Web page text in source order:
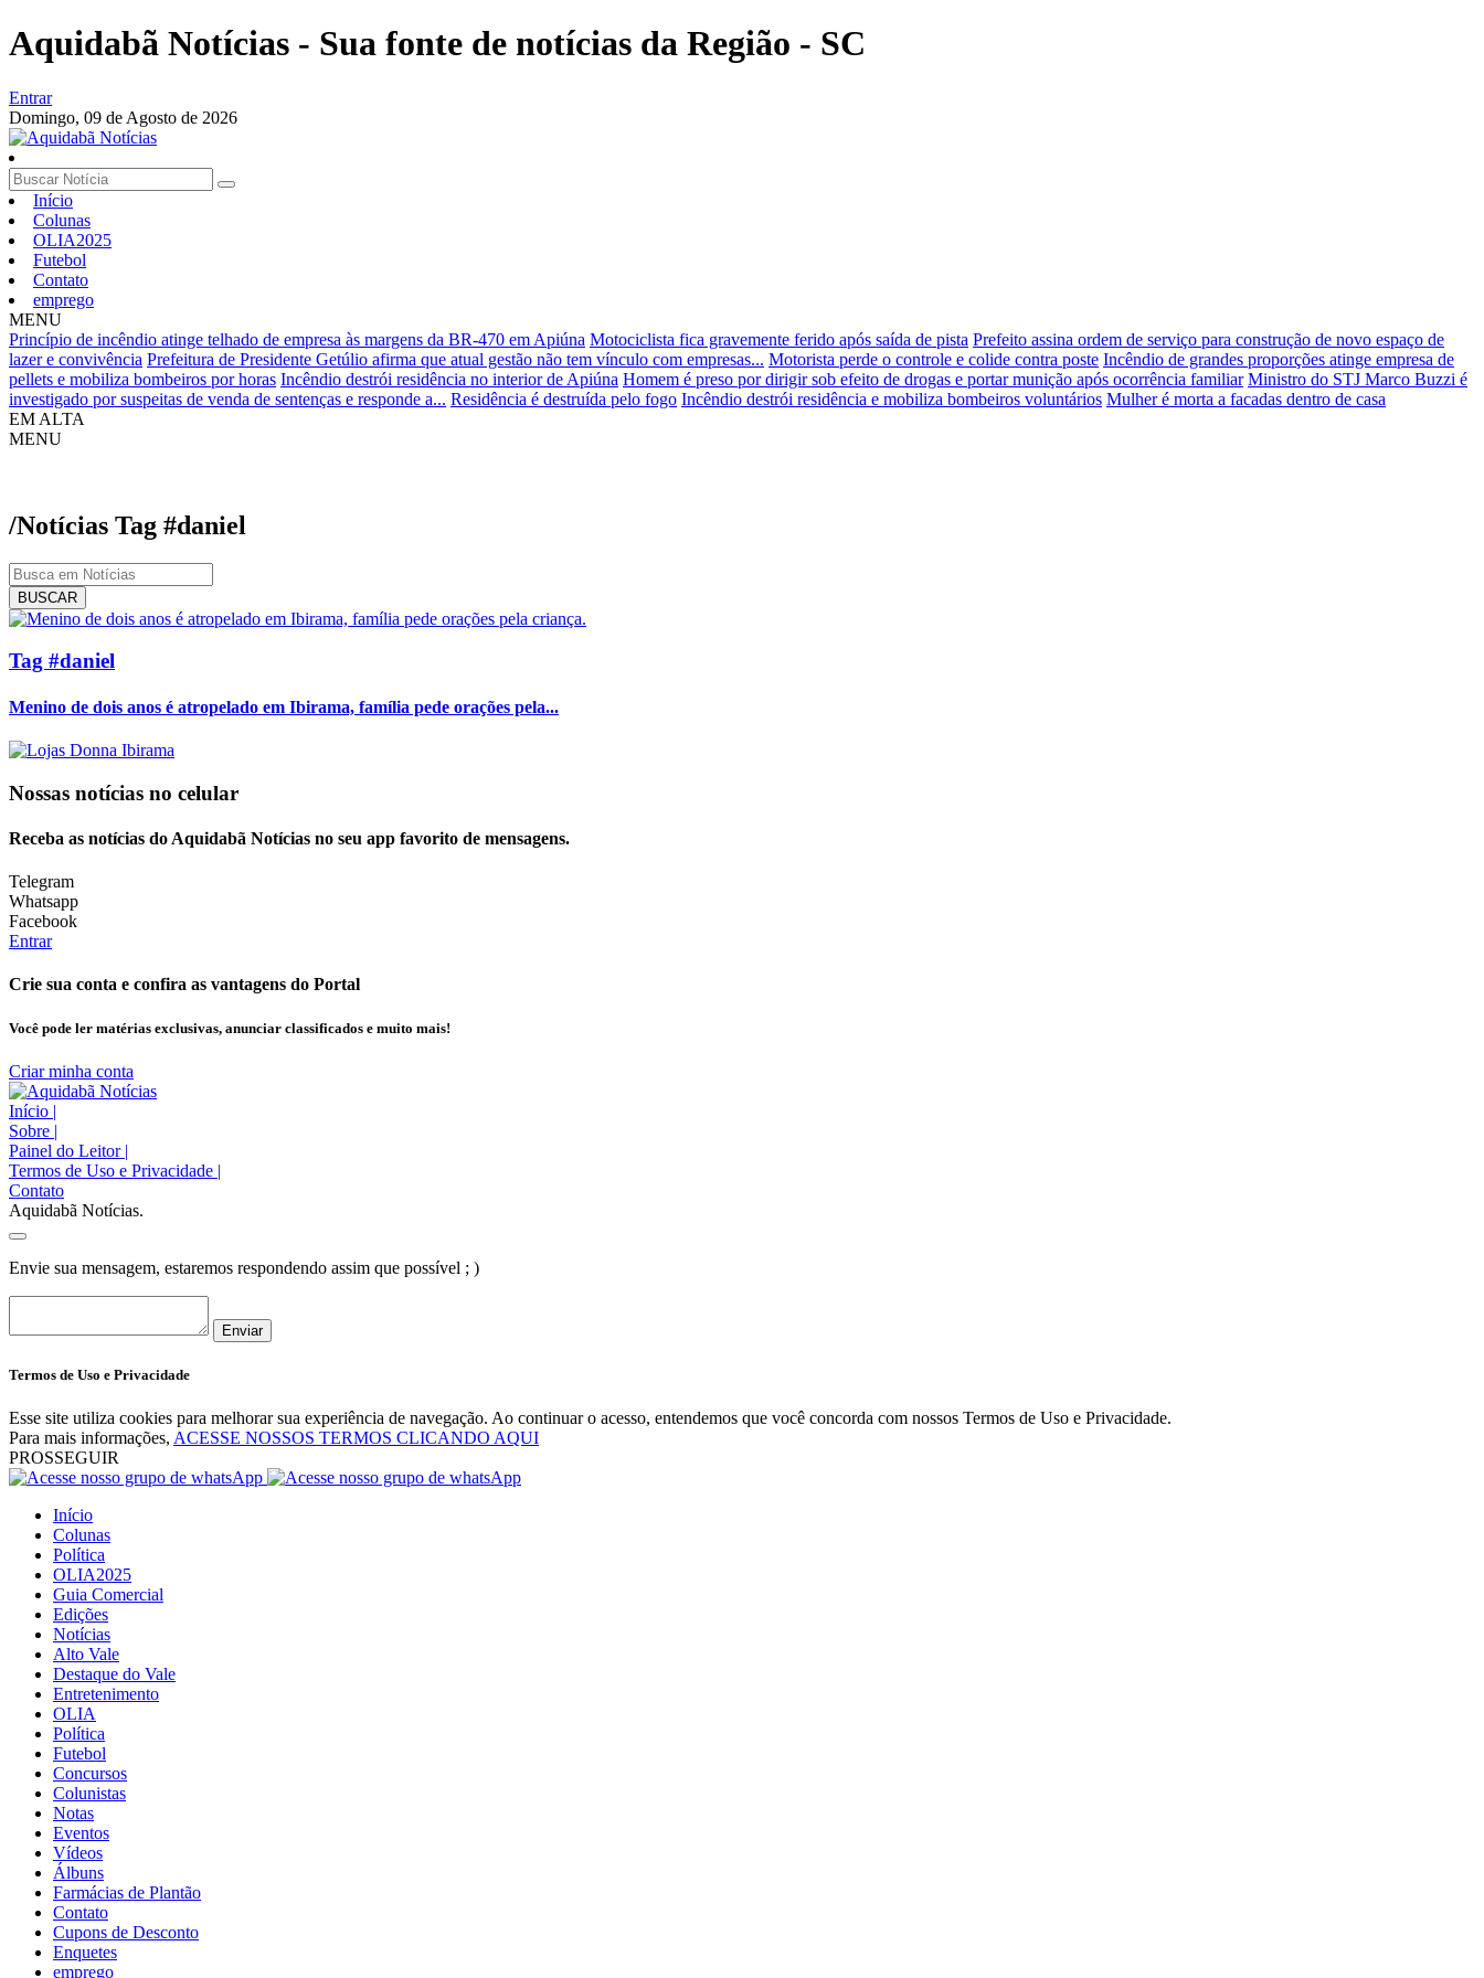
Aquidabã Notícias - Sua fonte de notícias da Região - SC
Entrar
Domingo, 09 de Agosto de 2026
Início
Colunas
OLIA2025
Futebol
Contato
emprego
MENU
Princípio de incêndio atinge telhado de empresa às margens da BR-470 em Apiúna Motociclista fica gravemente ferido após saída de pista Prefeito assina ordem de serviço para construção de novo espaço de
lazer e convivência Prefeitura de Presidente Getúlio afirma que atual gestão não tem vínculo com empresas... Motorista perde o controle e colide contra poste Incêndio de grandes proporções atinge empresa de
pellets e mobiliza bombeiros por horas Incêndio destrói residência no interior de Apiúna Homem é preso por dirigir sob efeito de drogas e portar munição após ocorrência familiar Ministro do STJ Marco Buzzi é
investigado por suspeitas de venda de sentenças e responde a... Residência é destruída pelo fogo Incêndio destrói residência e mobiliza bombeiros voluntários Mulher é morta a facadas dentro de casa
EM ALTA
MENU
/Notícias Tag #daniel
BUSCAR
Tag #daniel
Menino de dois anos é atropelado em Ibirama, família pede orações pela...
Nossas notícias no celular
Receba as notícias do Aquidabã Notícias no seu app favorito de mensagens.
Telegram
Whatsapp
Facebook
Entrar
Crie sua conta e confira as vantagens do Portal
Você pode ler matérias exclusivas, anunciar classificados e muito mais!
Criar minha conta
Início |
Sobre |
Painel do Leitor |
Termos de Uso e Privacidade |
Contato
Aquidabã Notícias.
Envie sua mensagem, estaremos respondendo assim que possível ; )
Enviar
Termos de Uso e Privacidade
Esse site utiliza cookies para melhorar sua experiência de navegação. Ao continuar o acesso, entendemos que você concorda com nossos Termos de Uso e Privacidade.
Para mais informações, ACESSE NOSSOS TERMOS CLICANDO AQUI
PROSSEGUIR
Início
Colunas
Política
OLIA2025
Guia Comercial
Edições
Notícias
Alto Vale
Destaque do Vale
Entretenimento
OLIA
Política
Futebol
Concursos
Colunistas
Notas
Eventos
Vídeos
Álbuns
Farmácias de Plantão
Contato
Cupons de Desconto
Enquetes
emprego